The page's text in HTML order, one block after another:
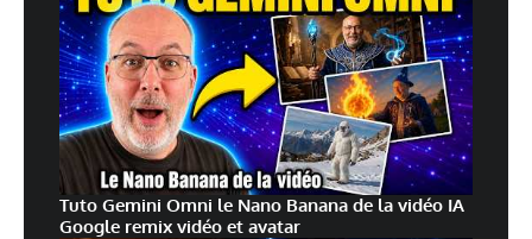
Tuto Gemini Omni le Nano Banana de la vidéo IA
Google remix vidéo et avatar